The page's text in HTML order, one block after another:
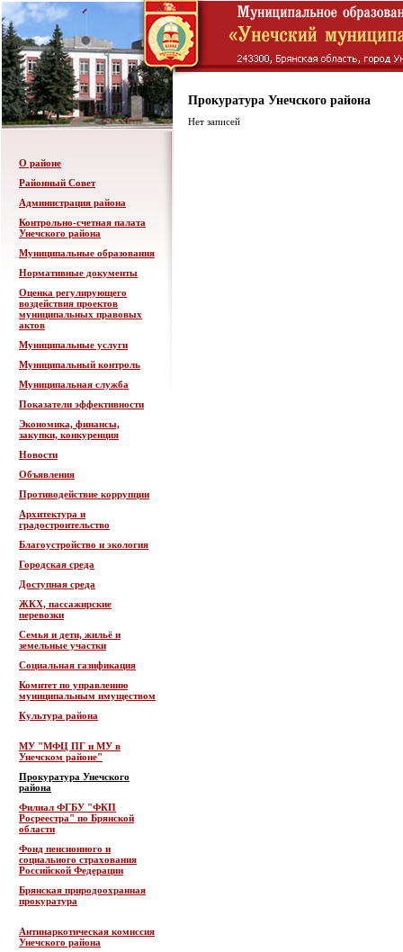
О районе
Районный Совет
Администрация района
Контрольно-счетная палата
Унечского района
Муниципальные образования
Нормативные документы
Оценка регулирующего
воздействия проектов
муниципальных правовых
актов
Муниципальные услуги
Муниципальный контроль
Муниципальная служба
Показатели эффективности
Экономика, финансы,
закупки, конкуренция
Новости
Объявления
Противодействие коррупции
Архитектура и
градостроительство
Благоустройство и экология
Городская среда
Доступная среда
ЖКХ, пассажирские
перевозки
Семья и дети, жильё и
земельные участки
Социальная газификация
Комитет по управлению
муниципальным имуществом
Культура района
МУ "МФЦ ПГ и МУ в
Унечском районе"
Прокуратура Унечского
района
Филиал ФГБУ "ФКП
Росреестра" по Брянской
области
Фонд пенсионного и
социального страхования
Российской Федерации
Брянская природоохранная
прокуратура
Антинаркотическая комиссия
Унечского района
Прокуратура Унечского района
Нет записей